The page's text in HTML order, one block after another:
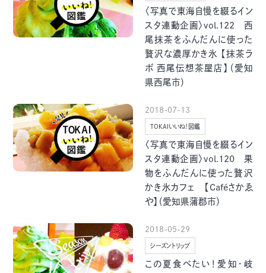
CLOSE
〈写真で東海自慢を綴るイン
スタ連動企画〉vol.122 西
尾抹茶をふんだんに使った
贅沢な濃厚かき氷 【抹茶ラ
ボ 西尾伝想茶屋店】（愛知
県西尾市）
2018-07-13
TOKAIいいね！図鑑
〈写真で東海自慢を綴るイン
スタ連動企画〉vol.120 果
物をふんだんに使った贅沢
かき氷カフェ 【Caféさかゑ
や】（愛知県蒲郡市）
2018-05-29
シーズントリップ
この夏食べたい！愛知・岐